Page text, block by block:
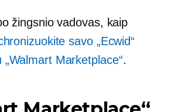
žingsniovadovas, kaip
savo „Ecwid“
Marketplace“.